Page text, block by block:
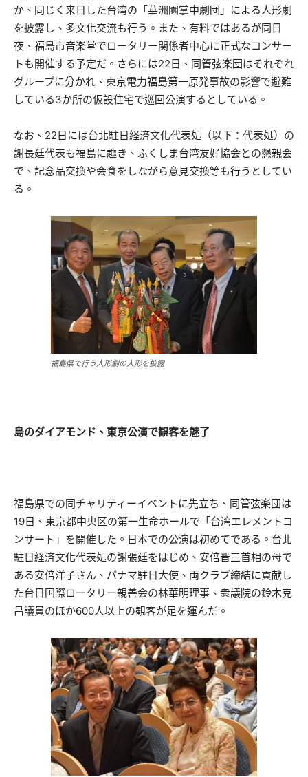
か、同じく来日した台湾の「華洲園掌中劇団」による人形劇
を披露し、多文化交流も行う。また、有料ではあるが同日
夜、福島市音楽堂でロータリー関係者中心に正式なコンサー
トも開催する予定だ。さらには22日、同管弦楽団はそれぞれ
グループに分かれ、東京電力福島第一原発事故の影響で避難
している3か所の仮設住宅で巡回公演するとしている。
なお、 22日には台北駐日経済文化代表処（以下：代表処）の
謝長廷代表も福島に趣き、ふくしま台湾友好協会との懇親会
で、記念品交換や会食をしながら意見交換等も行うとしてい
る。
福島県で行う人形劇の人形を披露
島のダイアモンド、東京公演で観客を魅了
福島県での同チャリティーイベントに先立ち、同管弦楽団は
19日、東京都中央区の第一生命ホールで「台湾エレメントコ
ンサート」を開催した。日本での公演は初めてである。台北
駐日経済文化代表処の謝張廷をはじめ、安倍晋三首相の母で
ある安倍洋子さん、パナマ駐日大使、両クラブ締結に貢献し
た台日国際ロータリー親善会の林華明理事、衆議院の鈴木克
昌議員のほか600人以上の観客が足を運んだ。